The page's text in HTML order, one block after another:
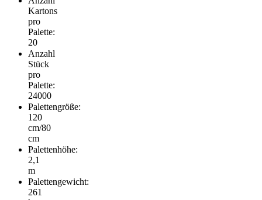
Kartons
pro
Palette:
20
Anzahl
Stück
pro
Palette:
24000
Palettengröße:
120
cm/80
cm
Palettenhöhe:
2,1
m
Palettengewicht:
261